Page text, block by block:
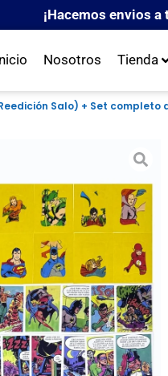
¡Hacemos envios
Nosotros Tienda
Salo) + Set